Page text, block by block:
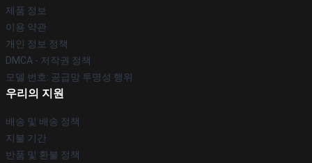
제품 정보
이용 약관
개인 정보 정책
DMCA - 저작권 정책
모델 번호: 공급망 투명성 행위
우리의 지원
배송 및 배송 정책
지불 기간
반품 및 환불 정책